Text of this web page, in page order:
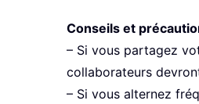
Conseils et
– Si vous partagez
collaborateurs
– Si vous alternez